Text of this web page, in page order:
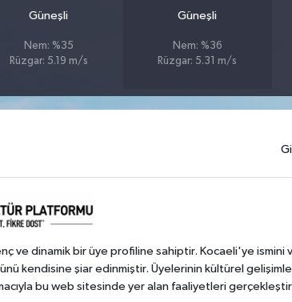
Güneşli
Nem: %35
Rüzgar: 5.19 m/s
Güneşli
Nem: %36
Rüzgar: 5.31 m/s
ve dinamik bir üye profiline sahiptir. Kocaeli'ye
kendisine şiar edinmiştir. Üyelerinin kültürel
bu web sitesinde yer alan faaliyetleri